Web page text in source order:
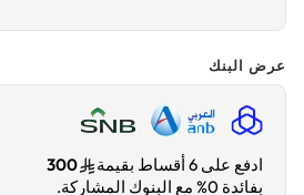
عرض البنك
ادفع على 6 أقساط بقيمة
300
بفائدة 0% مع البنوك المشاركة.